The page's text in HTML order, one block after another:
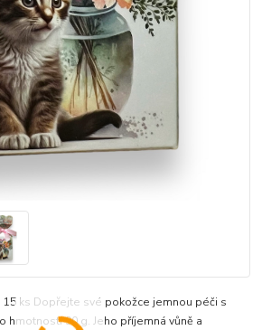
ks Dopřejte své pokožce jemnou péči s
hmotnosti 90 g. Jeho příjemná vůně a